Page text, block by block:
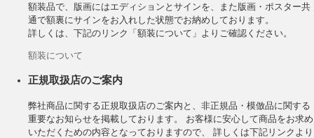
額装品で、版画にはエディションとサインを、また版画・ポスター共
通で額裏にサインをお入れした状態でお納めしております。
詳しくは、下記のリンク「額装について」よりご確認ください。
額装について
正規取扱店のご案内
弊社商品に関する正規取扱店のご案内と、非正規品・模倣品に関する
重要なお知らせを掲載しております。 お客様に安心して商品をお求め
いただくための内容となっておりますので、 詳しくは下記リンクより